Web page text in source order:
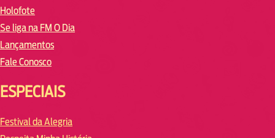
Holofote
Se liga na FM O Dia
Lançamentos
Fale Conosco
ESPECIAIS
Festival da Alegria